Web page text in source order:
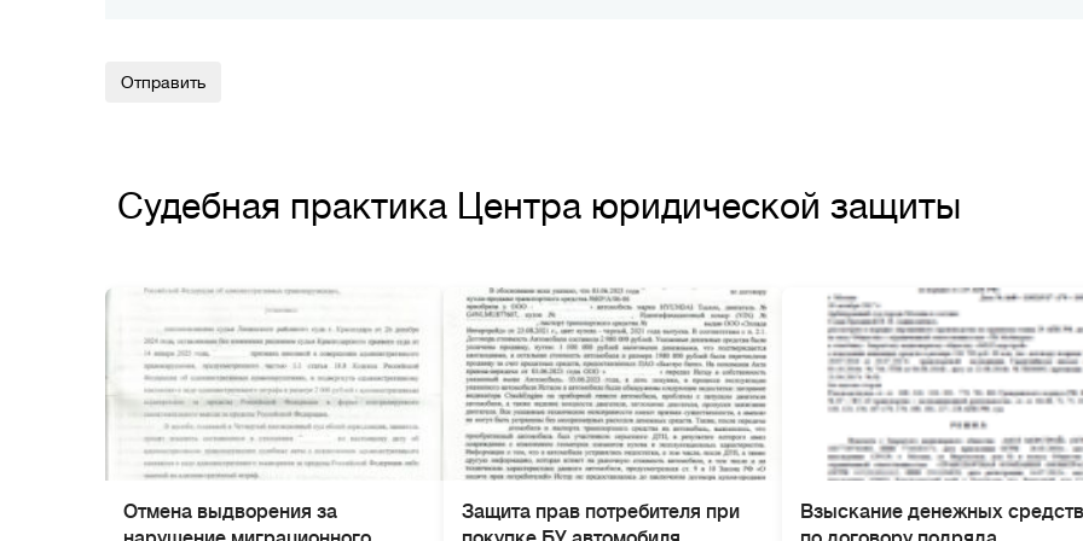
Судебная практика Центра юридической защиты
Отмена выдворения за
Защита прав потребителя при
Взыскание денежных